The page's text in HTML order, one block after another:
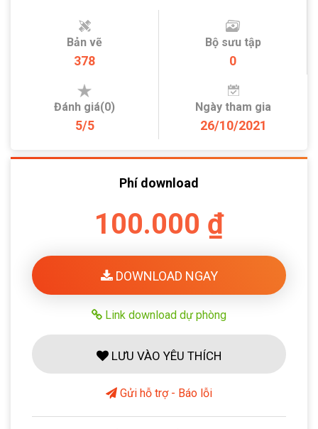
Bản vẽ
378
Bộ sưu tập
0
Đánh giá(0)
5/5
Ngày tham gia
26/10/2021
Phí download
100.000 ₫
DOWNLOAD NGAY
Link download dự phòng
LƯU VÀO YÊU THÍCH
Gửi hỗ trợ - Báo lỗi